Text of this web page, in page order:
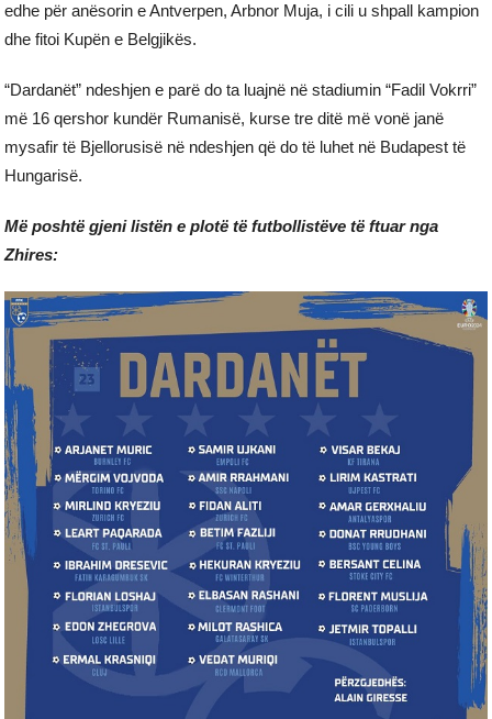
edhe për anësorin e Antverpen, Arbnor Muja, i cili u shpall kampion
dhe fitoi Kupën e Belgjikës.
“Dardanët” ndeshjen e parë do ta luajnë në stadiumin “Fadil Vokrri”
më 16 qershor kundër Rumanisë, kurse tre ditë më vonë janë
mysafir të Bjellorusisë në ndeshjen që do të luhet në Budapest të
Hungarisë.
Më poshtë gjeni listën e plotë të futbollistëve të ftuar nga
Zhires: